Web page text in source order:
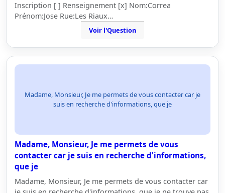
Inscription [ ] Renseignement [x] Nom:Correa
Prénom:Jose Rue:Les Riaux…
Voir l'Question
Madame, Monsieur, Je me permets de vous contacter car je
suis en recherche d'informations, que je
Madame, Monsieur, Je me permets de vous
contacter car je suis en recherche d'informations,
que je
Madame, Monsieur, Je me permets de vous contacter car